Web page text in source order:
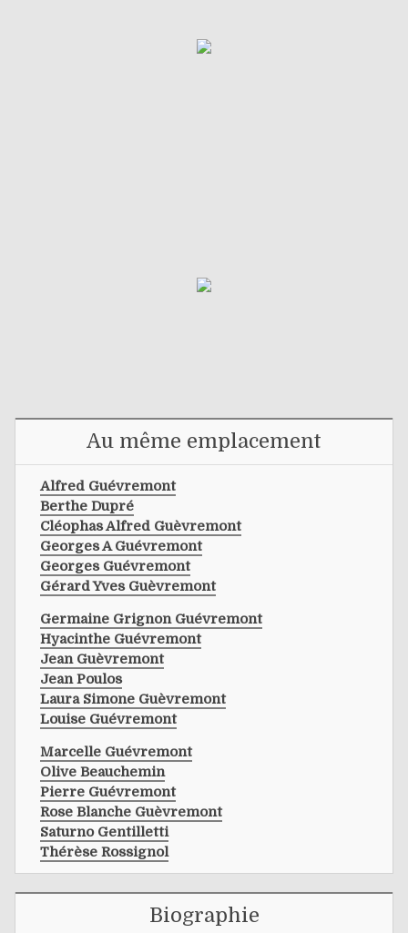
Au même emplacement
Alfred Guévremont
Berthe Dupré
Cléophas Alfred Guèvremont
Georges A Guévremont
Georges Guévremont
Gérard Yves Guèvremont
Germaine Grignon Guévremont
Hyacinthe Guévremont
Jean Guèvremont
Jean Poulos
Laura Simone Guèvremont
Louise Guévremont
Marcelle Guévremont
Olive Beauchemin
Pierre Guévremont
Rose Blanche Guèvremont
Saturno Gentilletti
Thérèse Rossignol
Biographie